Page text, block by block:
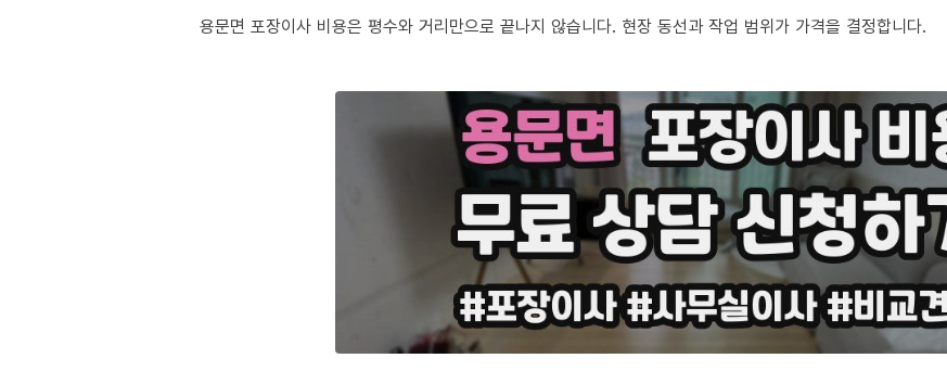
용문면 포장이사 비용은 평수와 거리만으로 끝나지 않습니다. 현장 동선과 작업 범위가 가격을 결정합니다.